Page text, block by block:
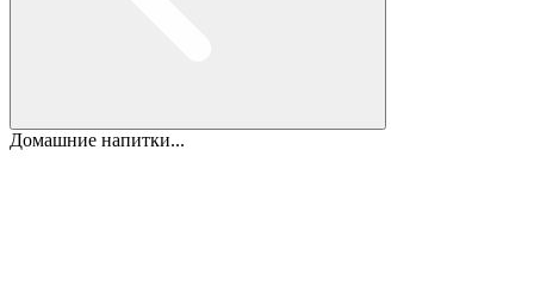
Домашние напитки...